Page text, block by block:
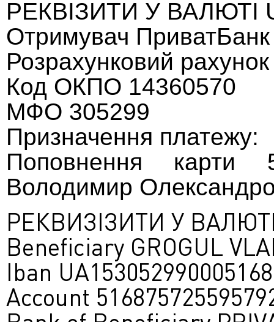
РЕКВІЗИТИ У ВАЛЮТІ
Отримувач ПриватБанк
Розрахунковий
Код ОКПО 14360570
МФО 305299
Призначення платежу:
Поповнення карти
Володимир
РЕКВИЗІЗИТИ У
Beneficiary GROGUL
Iban
Account